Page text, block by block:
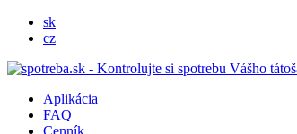
sk
cz
Aplikácia
FAQ
Cenník